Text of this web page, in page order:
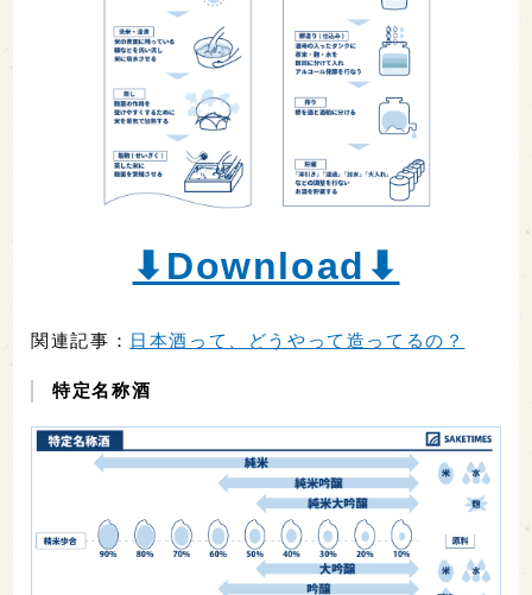
⬇︎Download⬇︎
関連記事： 日本酒って、どうやって造ってるの？
特定名称酒